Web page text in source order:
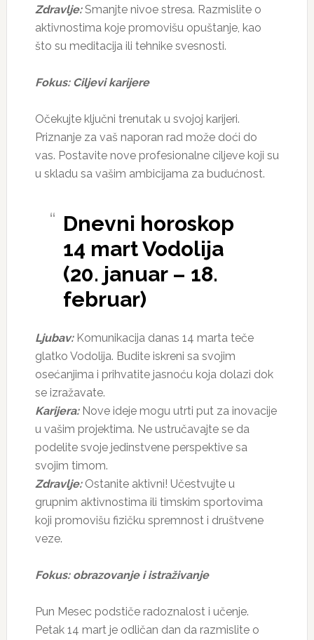
Zdravlje:Smanjte nivoe stresa. Razmislite o
aktivnostima koje promovišu opuštanje, kao
što su meditacija ili tehnike svesnosti.
Fokus: Ciljevi karijere
Očekujte ključni trenutak u svojoj karijeri.
Priznanje za vaš naporan rad može doći do
vas. Postavite nove profesionalne ciljeve koji su
u skladu sa vašim ambicijama za budućnost.
Dnevni horoskop
14 mart Vodolija
(20. januar – 18.
februar)
Ljubav:Komunikacija danas 14 marta teče
glatko Vodolija. Budite iskreni sa svojim
osećanjima i prihvatite jasnoću koja dolazi dok
se izražavate.
Karijera:Nove ideje mogu utrti put za inovacije
u vašim projektima. Ne ustručavajte se da
podelite svoje jedinstvene perspektive sa
svojim timom.
Zdravlje:Ostanite aktivni! Učestvujte u
grupnim aktivnostima ili timskim sportovima
koji promovišu fizičku spremnost i društvene
veze.
Fokus: obrazovanje i istraživanje
Pun Mesec podstiče radoznalost i učenje.
Petak 14 mart je odličan dan da razmislite o